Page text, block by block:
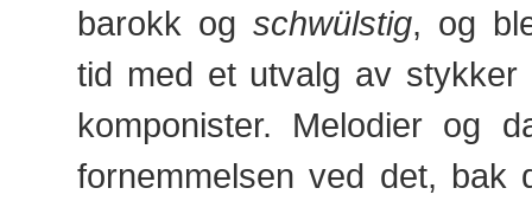
barokk og schwülstig, og
tid med et utvalg av stykker
komponister. Melodier og
fornemmelsen ved det, bak